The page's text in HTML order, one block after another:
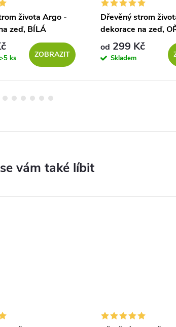
života Argo -
zeď, BÍLÁ
>5 ks ZOBRAZIT
Dřevěný strom
dekorace na zeď,
od 299 Kč
Skladem